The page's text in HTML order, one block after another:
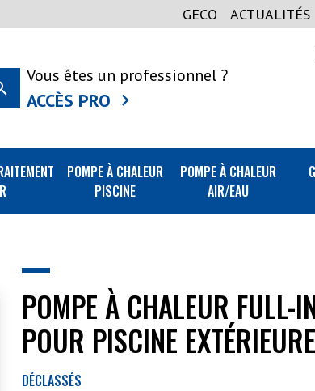
GECO ACTUALITÉS
Vous êtes un professionnel ?
ACCÈS PRO
POMPE À CHALEUR
PISCINE
POMPE À CHALEUR
AIR/EAU
POMPE À CHALEUR FULL-
POUR PISCINE
DÉCLASSÉS